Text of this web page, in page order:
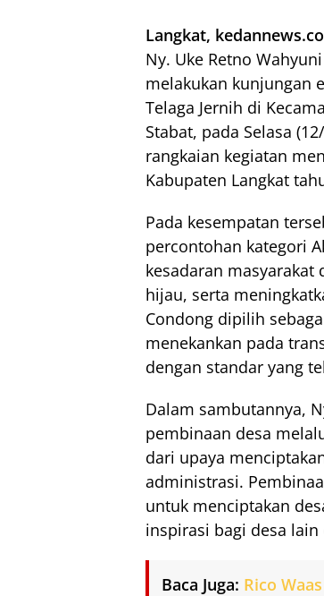
Langkat,
Ny. Uke Retno
melakukan kunjungan
Telaga Jernih di
Stabat, pada Selasa
rangkaian kegiatan
Kabupaten Langkat
Pada kesempatan
percontohan kategori
kesadaran
hijau, serta
Condong dipilih
menekankan pada
dengan standar yang
Dalam sambutannya,
pembinaan desa
dari upaya
administrasi.
untuk menciptakan
inspirasi bagi desa lain
Baca Juga: Rico